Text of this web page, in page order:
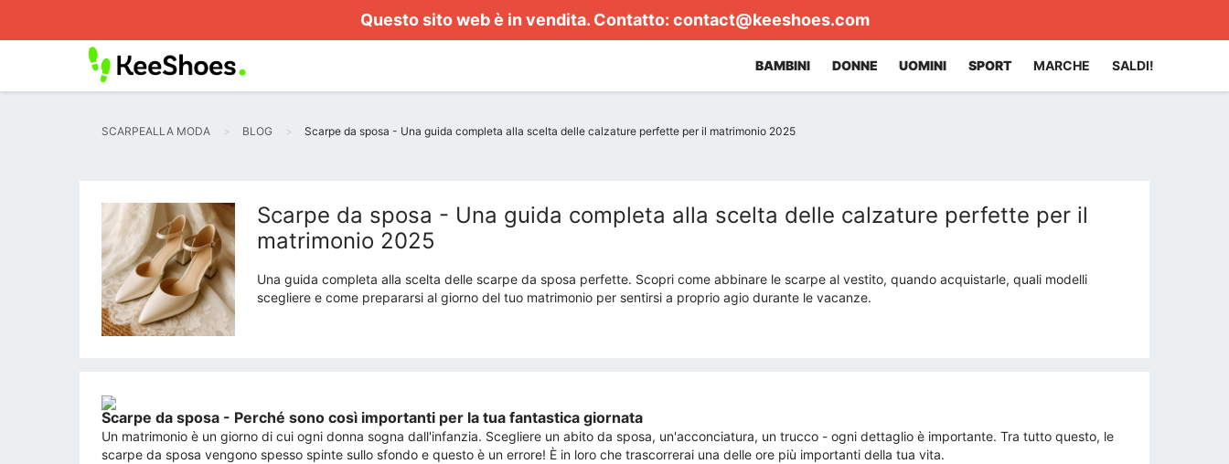
Questo sito web è in vendita. Contatto: contact@keeshoes.com
BAMBINI DONNE UOMINI SPORT MARCHE SALDI!
SCARPEALLA MODA BLOG Scarpe da sposa - Una guida completa alla scelta delle calzature perfette per il matrimonio 2025
Scarpe da sposa - Una guida completa alla scelta delle calzature perfette per il
matrimonio 2025
Una guida completa alla scelta delle scarpe da sposa perfette. Scopri come abbinare le scarpe al vestito, quando acquistarle, quali modelli
scegliere e come prepararsi al giorno del tuo matrimonio per sentirsi a proprio agio durante le vacanze.
Scarpe da sposa - Perché sono così importanti per la tua fantastica giornata
Un matrimonio è un giorno di cui ogni donna sogna dall'infanzia. Scegliere un abito da sposa, un'acconciatura, un trucco - ogni dettaglio è importante. Tra tutto questo, le
scarpe da sposa vengono spesso spinte sullo sfondo e questo è un errore! È in loro che trascorrerai una delle ore più importanti della tua vita.